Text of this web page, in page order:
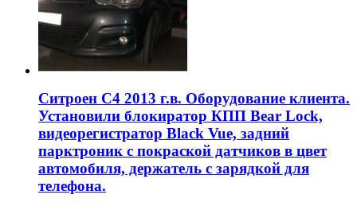
Ситроен С4 2013 г.в. Оборудование клиента.
Установили блокиратор КПП Bear Lock,
видеорегистратор Black Vue, задний
парктроник с покраской датчиков в цвет
автомобиля, держатель с зарядкой для
телефона.